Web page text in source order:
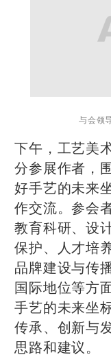
与会领
下午，工艺美
分参展作者，
好手艺的未来
作交流。参会
教育科研、设
保护、人才培
品牌建设与传
国际地位等方
手艺的未来坐
传承、创新与
思路和建议。